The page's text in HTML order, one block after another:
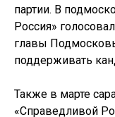
партии. В
Россия»
главы
поддерживать
Также в марте
«Справедливой